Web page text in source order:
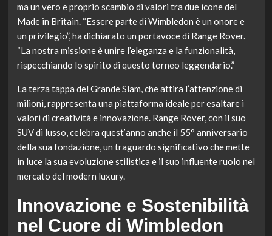
ma un vero e proprio scambio di valori tra due icone del
Made in Britain. “Essere parte di Wimbledon è un onore e
un privilegio”, ha dichiarato un portavoce di Range Rover.
“La nostra missione è unire l’eleganza e la funzionalità,
rispecchiando lo spirito di questo torneo leggendario.”
La terza tappa del Grande Slam, che attira l’attenzione di
milioni, rappresenta una piattaforma ideale per esaltare i
valori di creatività e innovazione. Range Rover, con il suo
SUV di lusso, celebra quest’anno anche il 55° anniversario
della sua fondazione, un traguardo significativo che mette
in luce la sua evoluzione stilistica e il suo influente ruolo nel
mercato del modern luxury.
Innovazione e Sostenibilità
nel Cuore di Wimbledon